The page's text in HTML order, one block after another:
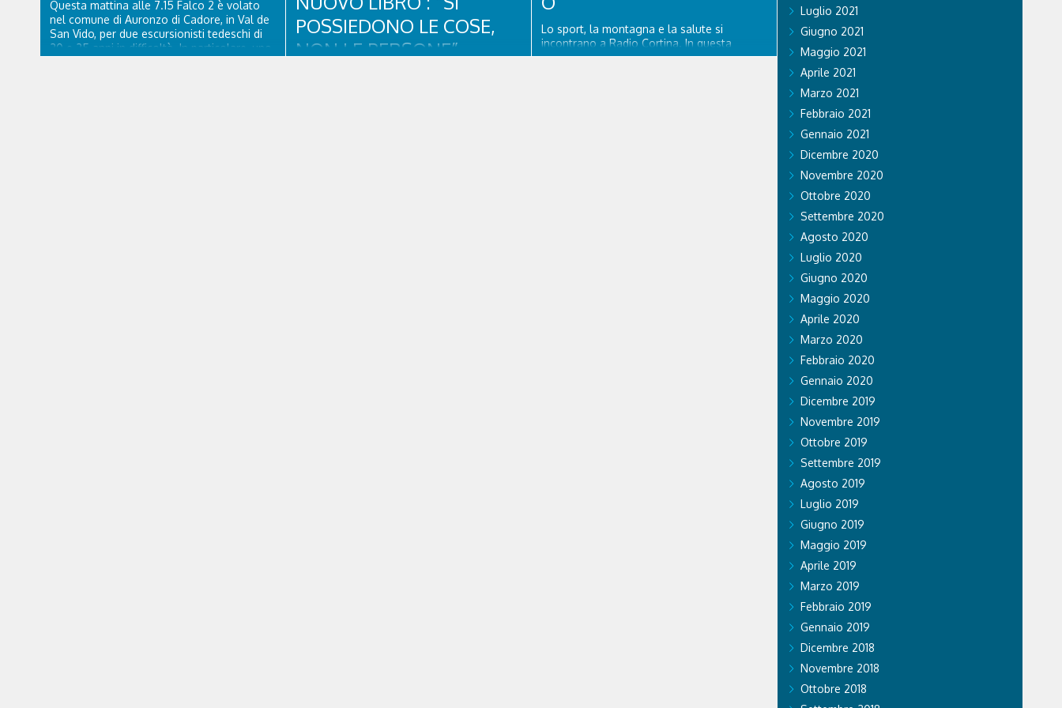
Questa mattina alle 7.15 Falco 2 è volato
nel comune di Auronzo di Cadore, in Val de
San Vido, per due escursionisti tedeschi di
20 e 25 anni in difficoltà. In particolare, uno
POSSIEDONO LE COSE,
NON LE PERSONE”.
Lo sport, la montagna e la salute si
incontrano a Radio Cortina. In questa
puntata ospiti Adam Jmili Direttore
Luglio 2021
Giugno 2021
Maggio 2021
Aprile 2021
Marzo 2021
Febbraio 2021
Gennaio 2021
Dicembre 2020
Novembre 2020
Ottobre 2020
Settembre 2020
Agosto 2020
Luglio 2020
Giugno 2020
Maggio 2020
Aprile 2020
Marzo 2020
Febbraio 2020
Gennaio 2020
Dicembre 2019
Novembre 2019
Ottobre 2019
Settembre 2019
Agosto 2019
Luglio 2019
Giugno 2019
Maggio 2019
Aprile 2019
Marzo 2019
Febbraio 2019
Gennaio 2019
Dicembre 2018
Novembre 2018
Ottobre 2018